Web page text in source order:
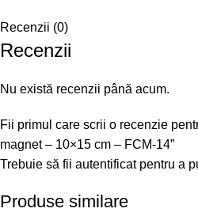
Recenzii (0)
Recenzii
Nu există recenzii până acum.
Fii primul care scrii o recenzie
magnet – 10×15 cm – FCM-14”
Trebuie să fii autentificatpentru a
Produse similare